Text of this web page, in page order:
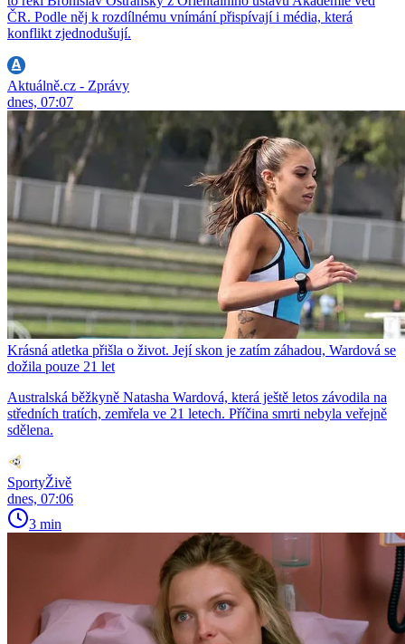
ČR. Podle něj k rozdílnému vnímání přispívají i média, která
konflikt zjednodušují.
Aktuálně.cz - Zprávy
dnes, 07:07
Krásná atletka přišla o život. Její skon je zatím záhadou, Wardová se
dožila pouze 21 let
Australská běžkyně Natasha Wardová, která ještě letos závodila na
středních tratích, zemřela ve 21 letech. Příčina smrti nebyla veřejně
sdělena.
SportyŽivě
dnes, 07:06
3 min